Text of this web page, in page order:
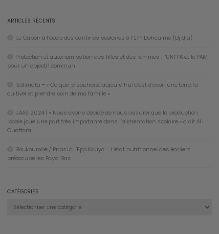
ARTICLES RÉCENTS
Le Gabon à l’école des cantines scolaires à l’EPP Dohouimè (Djidja)
Protection et autonomisation des filles et des femmes : l’UNFPA et le PAM
pour un objectif commun
Salimata – « Ce que je souhaite aujourd’hui c’est d’avoir une terre, la
cultiver et prendre soin de ma famille »
JAAS 2024 | « Nous avons décidé de nous assurer que la production
locale joue une part très importante dans l’alimentation scolaire » a dit Ali
Ouattara
Boukoumbé / Pnasi à l’Epp Kouya – L’état nutritionnel des écoliers
préoccupe les Pays-Bas
CATÉGORIES